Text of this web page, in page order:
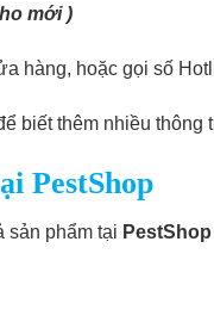
mới )
hàng, hoặc gọi số
biết thêm nhiều thông
PestShop
sản phẩm tại PestShop